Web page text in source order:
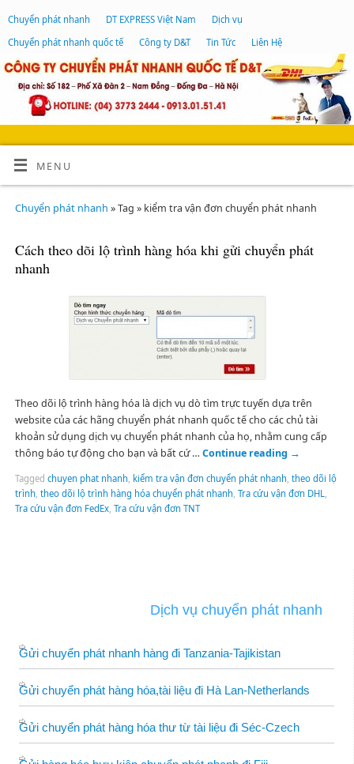
Chuyển phát nhanh DT EXPRESS Việt Nam
Dịch vụ
Chuyển phát nhanh quốc tế
Công ty D&T Tin Tức Liên Hệ
MENU
Chuyển phát nhanh » Tag » kiểm tra vận đơn chuyển phát nhanh
Cách theo dõi lộ trình hàng hóa khi gửi chuyển phát
nhanh
Theo dõi lộ trình hàng hóa là dịch vụ dò tìm trực tuyến dựa trên
website của các hãng chuyển phát nhanh quốc tế cho các chủ tài
khoản sử dụng dịch vụ chuyển phát nhanh của họ, nhằm cung cấp
thông báo tự động cho bạn và bất cứ … Continue reading →
Tagged chuyen phat nhanh, kiểm tra vận đơn chuyển phát nhanh, theo dõi lộ
trình, theo dõi lộ trình hàng hóa chuyển phát nhanh, Tra cứu vận đơn DHL,
Tra cứu vận đơn FedEx, Tra cứu vận đơn TNT
Dịch vụ chuyển phát nhanh
Gửi chuyển phát nhanh hàng đi Tanzania-Tajikistan
Gửi chuyển phát hàng hóa,tài liệu đi Hà Lan-Netherlands
Gửi chuyển phát hàng hóa thư từ tài liệu đi Séc-Czech